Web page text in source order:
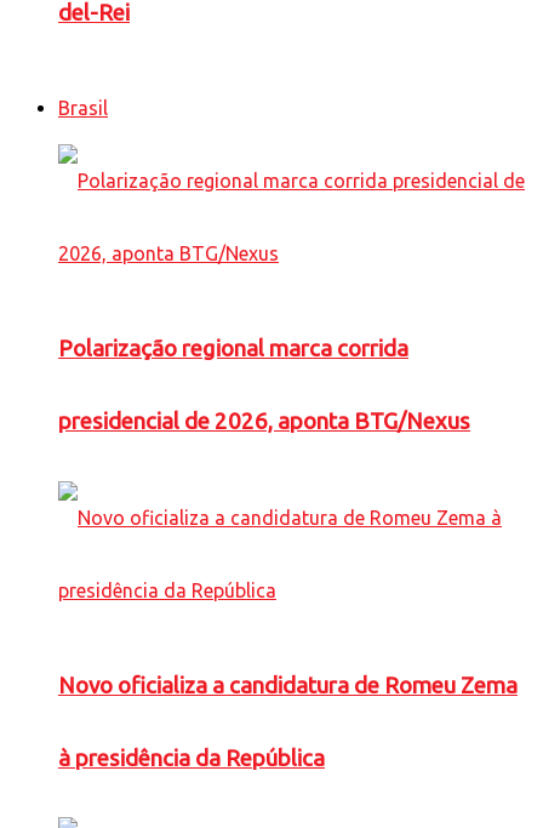
del-Rei
Brasil
Polarização regional marca corrida
presidencial de 2026, aponta BTG/Nexus
Novo oficializa a candidatura de Romeu Zema
à presidência da República